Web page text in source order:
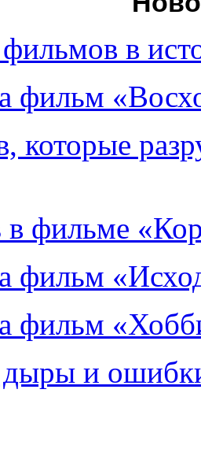
в
фильм
которые
в фильме
фильм
фильм
и